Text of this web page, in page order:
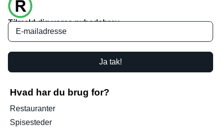
Tilmeld dig vores nyhedsbrev
Ja tak!
Hvad har du brug for?
Restauranter
Spisesteder